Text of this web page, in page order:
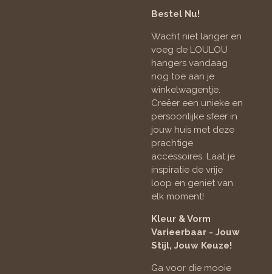
Bestel Nu!
Wacht niet langer en
voeg de LOULOU
hangers vandaag
nog toe aan je
winkelwagentje.
Creëer een unieke en
persoonlijke sfeer in
jouw huis met deze
prachtige
accessoires. Laat je
inspiratie de vrije
loop en geniet van
elk moment!
Kleur & Vorm
Varieerbaar - Jouw
Stijl, Jouw Keuze!
Ga voor die mooie